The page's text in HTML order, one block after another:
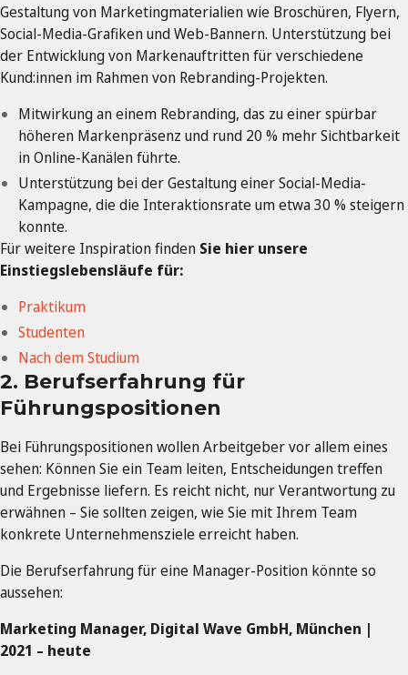
Gestaltung von Marketingmaterialien wie Broschüren, Flyern,
Social-Media-Grafiken und Web-Bannern. Unterstützung bei
der Entwicklung von Markenauftritten für verschiedene
Kund:innen im Rahmen von Rebranding-Projekten.
Mitwirkung an einem Rebranding, das zu einer spürbar
höheren Markenpräsenz und rund 20 % mehr Sichtbarkeit
in Online-Kanälen führte.
Unterstützung bei der Gestaltung einer Social-Media-
Kampagne, die die Interaktionsrate um etwa 30 % steigern
konnte.
Für weitere Inspiration finden Sie hier unsere
Einstiegslebensläufe für:
Praktikum
Studenten
Nach dem Studium
2. Berufserfahrung für
Führungspositionen
Bei Führungspositionen wollen Arbeitgeber vor allem eines
sehen: Können Sie ein Team leiten, Entscheidungen treffen
und Ergebnisse liefern. Es reicht nicht, nur Verantwortung zu
erwähnen – Sie sollten zeigen, wie Sie mit Ihrem Team
konkrete Unternehmensziele erreicht haben.
Die Berufserfahrung für eine Manager-Position könnte so
aussehen:
Marketing Manager, Digital Wave GmbH, München |
2021 – heute